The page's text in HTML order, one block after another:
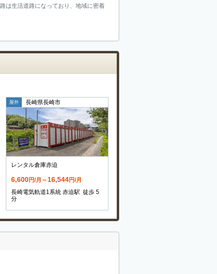
は生活道路になっており、地域に密着
屋外 長崎県長崎市
レンタル倉庫赤迫
6,600円/月～ 16,544円/月
長崎電気軌道1系統 赤迫駅 徒歩 5
分